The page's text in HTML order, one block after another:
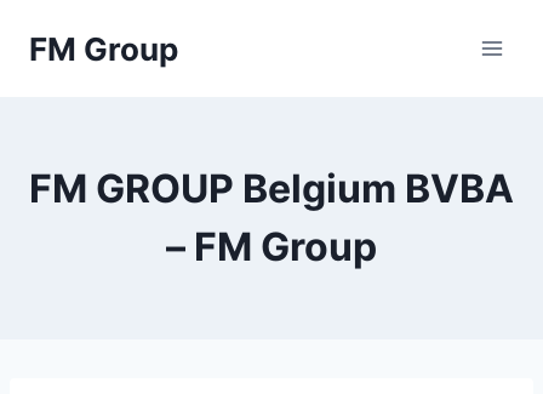
FM Group
FM GROUP Belgium BVBA
– FM Group